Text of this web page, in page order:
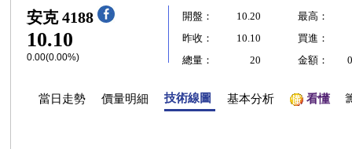
安克 4188
10.10
0.00(0.00%)
開盤： 10.20
最高：
昨收：
10.10
買進：
總量：
20 金額：
當日走勢 價量明細 技術線圖 基本分析 看懂